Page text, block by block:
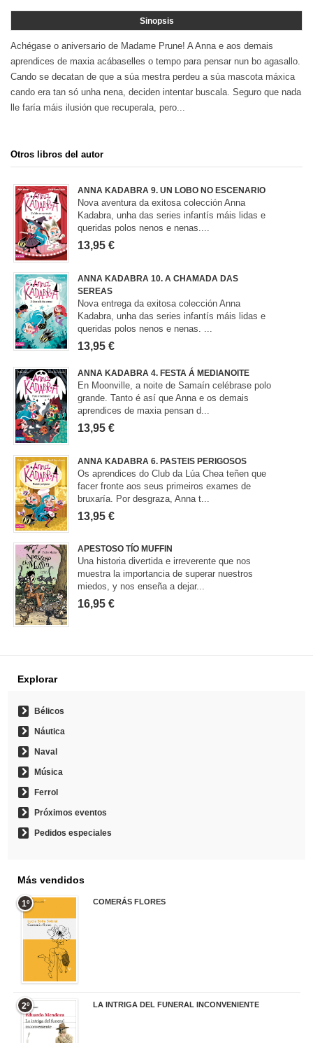
Sinopsis
Achégase o aniversario de Madame Prune! A Anna e aos demais
aprendices de maxia acábaselles o tempo para pensar nun bo agasallo.
Cando se decatan de que a súa mestra perdeu a súa mascota máxica
cando era tan só unha nena, deciden intentar buscala. Seguro que nada
lle faría máis ilusión que recuperala, pero...
Otros libros del autor
ANNA KADABRA 9. UN LOBO NO ESCENARIO
Nova aventura da exitosa colección Anna
Kadabra, unha das series infantís máis lidas e
queridas polos nenos e nenas....
13,95 €
ANNA KADABRA 10. A CHAMADA DAS
SEREAS
Nova entrega da exitosa colección Anna
Kadabra, unha das series infantís máis lidas e
queridas polos nenos e nenas. ...
13,95 €
ANNA KADABRA 4. FESTA Á MEDIANOITE
En Moonville, a noite de Samaín celébrase polo
grande. Tanto é así que Anna e os demais
aprendices de maxia pensan d...
13,95 €
ANNA KADABRA 6. PASTEIS PERIGOSOS
Os aprendices do Club da Lúa Chea teñen que
facer fronte aos seus primeiros exames de
bruxaría. Por desgraza, Anna t...
13,95 €
APESTOSO TÍO MUFFIN
Una historia divertida e irreverente que nos
muestra la importancia de superar nuestros
miedos, y nos enseña a dejar...
16,95 €
Explorar
Bélicos
Náutica
Naval
Música
Ferrol
Próximos eventos
Pedidos especiales
Más vendidos
1º COMERÁS FLORES
2º LA INTRIGA DEL FUNERAL INCONVENIENTE